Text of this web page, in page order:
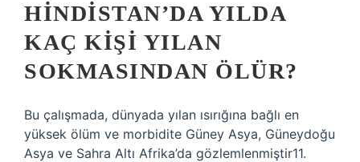
HINDISTAN’DA YILDA
KAÇ KIŞI YILAN
SOKMASINDAN ÖLÜR?
Bu çalışmada, dünyada yılan ısırığına bağlı en
yüksek ölüm ve morbidite Güney Asya, Güneydoğu
Asya ve Sahra Altı Afrika’da gözlemlenmiştir11.